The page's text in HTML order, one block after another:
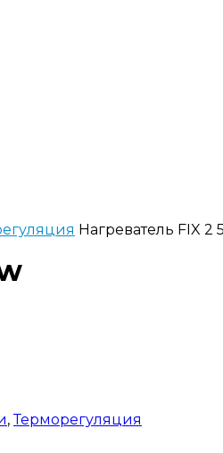
Нагреватель FIX 2
,Терморегуляция